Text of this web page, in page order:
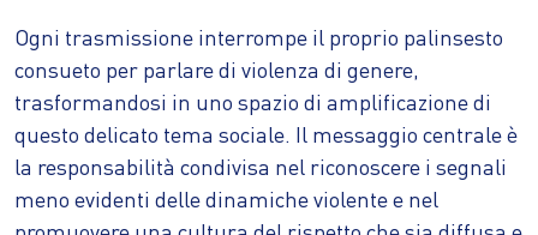
Ogni trasmissione interrompe il proprio palinsesto
consueto per parlare di violenza di genere,
trasformandosi in uno spazio di amplificazione di
questo delicato tema sociale. Il messaggio centrale è
la responsabilità condivisa nel riconoscere i segnali
meno evidenti delle dinamiche violente e nel